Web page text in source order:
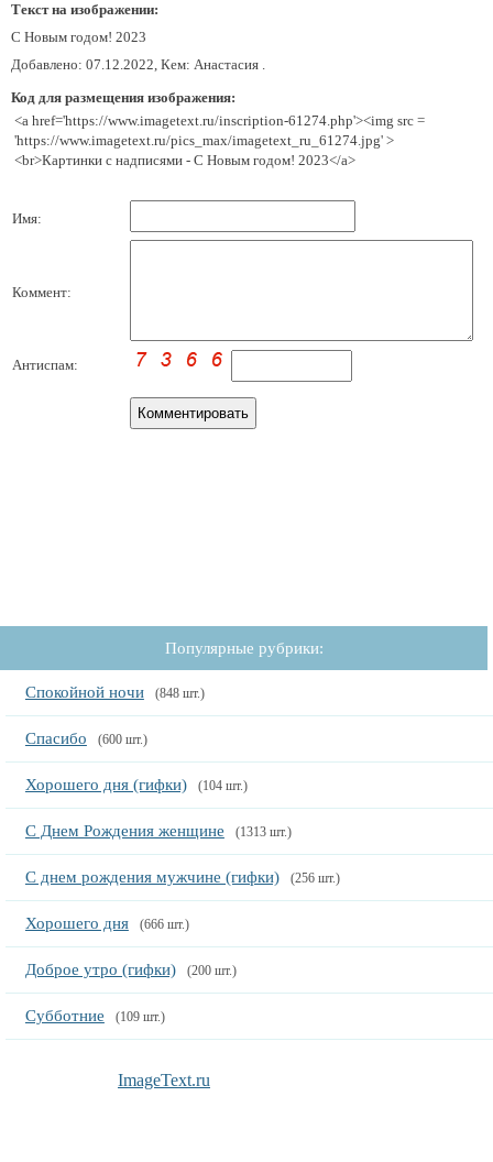
Текст на изображении:
С Новым годом! 2023
Добавлено: 07.12.2022, Кем: Анастасия .
Код для размещения изображения:
<a href='https://www.imagetext.ru/inscription-61274.php'><img src =
'https://www.imagetext.ru/pics_max/imagetext_ru_61274.jpg' >
<br>Картинки с надписями - С Новым годом! 2023</a>
Имя:
Коммент:
Антиспам:
Популярные рубрики:
Спокойной ночи (848 шт.)
Спасибо (600 шт.)
Хорошего дня (гифки) (104 шт.)
С Днем Рождения женщине (1313 шт.)
С днем рождения мужчине (гифки) (256 шт.)
Хорошего дня (666 шт.)
Доброе утро (гифки) (200 шт.)
Субботние (109 шт.)
ImageText.ru